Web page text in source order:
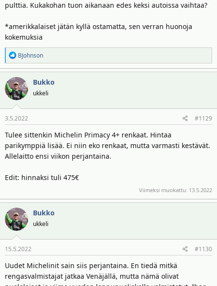
pulttia. Kukakohan tuon aikanaan edes keksi autoissa vaihtaa?
*amerikkalaiset jätän kyllä ostamatta, sen verran huonoja
kokemuksia
R
e
a
k
t
i
o
t
BJohnson
Bukko
ukkeli
3.5.2022 #1129
Tulee sittenkin Michelin Primacy 4+ renkaat. Hintaa
parikymppiä lisää. Ei niin eko renkaat, mutta varmasti kestävät.
Allelaitto ensi viikon perjantaina.
Edit: hinnaksi tuli 475€
Viimeksi muokattu: 13.5.2022
Bukko
ukkeli
15.5.2022 #1130
Uudet Michelinit sain siis perjantaina. En tiedä mitkä
rengasvalmistajat jatkaa Venäjällä, mutta nämä olivat